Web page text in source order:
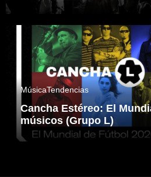
MúsicaTendencias
Cancha Estéreo: El
músicos (Grupo L)